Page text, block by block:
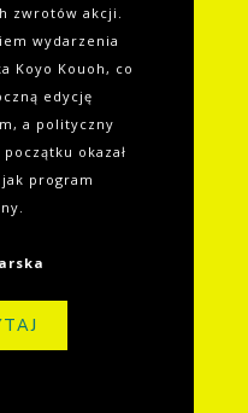
zwrotów akcji.
wydarzenia
Koyo Kouoh, co
edycję
a polityczny
okazał
program